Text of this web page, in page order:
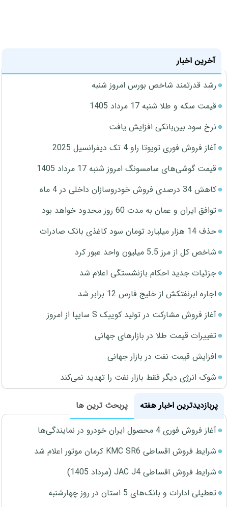
آخرین اخبار
رشد قدرتمند شاخص بورس امروز شنبه
قیمت سکه و طلا شنبه 17 مرداد 1405
نرخ سود بین‌بانکی افزایش یافت
آغاز فروش فوری تویوتا راو 4 تک دیفرانسیل 2025
قیمت گوشی‌های سامسونگ امروز شنبه 17 مرداد 1405
کاهش 34 درصدی فروش خودروسازان داخلی در 4 ماه
توافق ایران و عمان به مدت 60 روز محدود خواهد بود
حذف 14 هزار میلیارد تومان سود کاغذی بانک صادرات
شاخص کل از مرز 5.5 میلیون واحد عبور کرد
جزئیات جدید احکام بازنشستگی اعلام شد
اجاره ابرنفتکش از خلیج فارس 12 برابر شد
آغاز فروش مشارکت در تولید کوییک S سایپا از امروز
تغییرات قیمت طلا در بازارهای جهانی
افزایش قیمت نفت در بازار جهانی
شوک انرژی دیگر فقط بازار نفت را تهدید نمی‌کند
پربازدیدترین اخبار هفته
پربحث ترین ها
آغاز فروش فوری 4 محصول ایران خودرو در نمایندگی‌ها
شرایط فروش اقساطی KMC SR6 کرمان موتور اعلام شد
شرایط فروش اقساطی JAC J4 (مرداد 1405)
تعطیلی ادارات و بانک‌های 5 استان در روز چهارشنبه